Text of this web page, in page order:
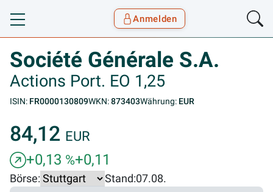
Toggle navigation
Anmelden
Société Générale S.A.
Actions Port. EO 1,25
ISIN: FR0000130809WKN:873403Währung: EUR
84,12 EUR
+0,13 %+0,11
Börse: Stand:07.08.